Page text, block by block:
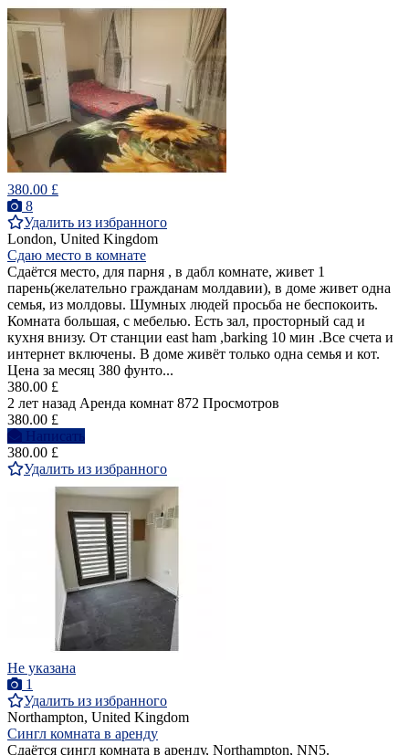
380.00 £
8
Удалить из избранного
London, United Kingdom
Сдаю место в комнате
Сдаётся место, для парня , в дабл комнате, живет 1
парень(желательно гражданам молдавии), в доме живет одна
семья, из молдовы. Шумных людей просьба не беспокоить.
Комната большая, с мебелью. Есть зал, просторный сад и
кухня внизу. От станции east ham ,barking 10 мин .Все счета и
интернет включены. В доме живёт только одна семья и кот.
Цена за месяц 380 фунто...
380.00 £
2 лет назад Аренда комнат 872 Просмотров
380.00 £
Написать
380.00 £
Удалить из избранного
Не указана
1
Удалить из избранного
Northampton, United Kingdom
Сингл комната в аренду
Сдаётся сингл комната в аренду, Northampton, NN5.